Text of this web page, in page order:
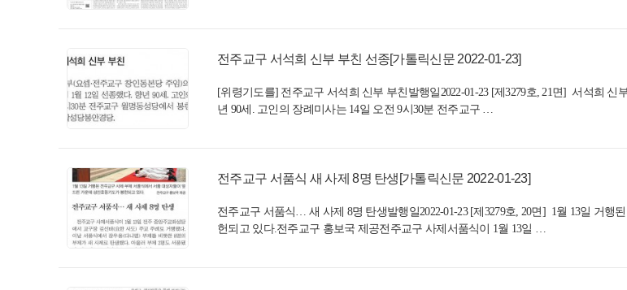
전주교구 서석희 신부 부친 선종[가톨릭신문 2022-01-23]
[위령기도를] 전주교구 서석희 신부 부친발행일2022-01-23 [제3279호, 21면] 서석희
년 90세. 고인의 장례미사는 14일 오전 9시30분 전주교구 …
전주교구 서품식 새 사제 8명 탄생[가톨릭신문 2022-01-23]
전주교구 서품식… 새 사제 8명 탄생발행일2022-01-23 [제3279호, 20면] 1월 13일 거
헌되고 있다.전주교구 홍보국 제공전주교구 사제서품식이 1월 13일 …